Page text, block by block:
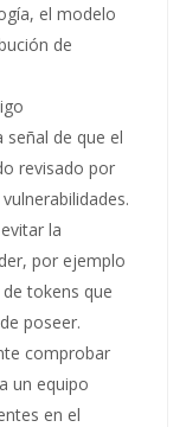
el modelo
de
señal de que el
revisado por
la
por ejemplo
tokens que
poseer.
comprobar
un equipo
en el